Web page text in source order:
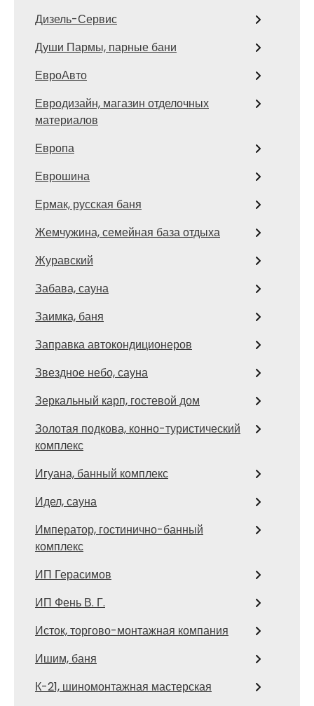
Дизель-Сервис
Души Пармы, парные бани
ЕвроАвто
Евродизайн, магазин отделочных
материалов
Европа
Еврошина
Ермак, русская баня
Жемчужина, семейная база отдыха
Журавский
Забава, сауна
Заимка, баня
Заправка автокондиционеров
Звездное небо, сауна
Зеркальный карп, гостевой дом
Золотая подкова, конно-туристический
комплекс
Игуана, банный комплекс
Идел, сауна
Император, гостинично-банный
комплекс
ИП Герасимов
ИП Фень В. Г.
Исток, торгово-монтажная компания
Ишим, баня
К-21, шиномонтажная мастерская